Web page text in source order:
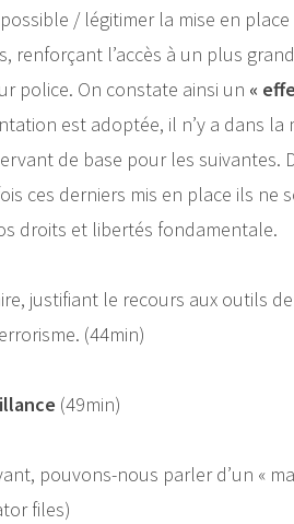
/ légitimer la mise en
renforçant l’accès à un plus
police. On constate ainsi un «
est adoptée, il n’y a dans la
de base pour les suivantes.
ces derniers mis en place ils ne
droits et libertés fondamentale.
justifiant le recours aux outils
(44min)
(49min)
pouvons-nous parler d’un «
files)